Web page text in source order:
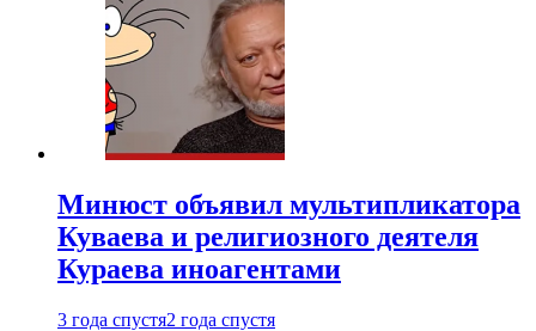
Минюст объявил мультипликатора
Куваева и религиозного деятеля
Кураева иноагентами
3 года спустя2 года спустя